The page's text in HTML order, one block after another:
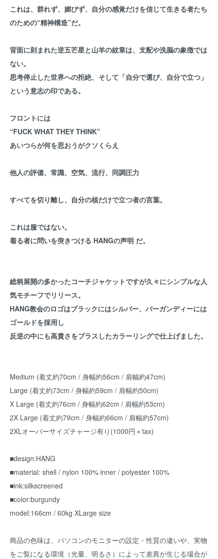
これは、群れず、媚びず、自分の感覚だけを信じて生きる者たち
のための“精神構造”だ。
背面に刻まれた逆五芒星と山羊の紋章は、支配や洗脳の象徴では
ない。
思考停止した世界への拒絶、そして「自分で選び、自分で立つ」
という意志の印である。
フロントには
“FUCK WHAT THEY THINK”
あいつらが何を思おうがクソくらえ
他人の評価、常識、空気、流行、同調圧力
すべてを切り離し、自分の核だけで立つ者の言葉。
これは服ではない。
着る者に問いを突きつける HANGの声明 だ。
総柄展開の多かったコーチジャケットですが久々にシンプルな人
気モチーフでリリース。
HANG教会のロゴはブラックにはシルバー、バーガンディーには
ゴールドを採用し
反逆の中にも高貴さをプラスしたカラーリングで仕上げました。
Medium (着丈約70cm / 身幅約56cm / 肩幅約47cm)
Large (着丈約73cm / 身幅約59cm / 肩幅約50cm)
X Large (着丈約76cm / 身幅約62cm / 肩幅約53cm)
2X Large (着丈約79cm / 身幅約66cm / 肩幅約57cm)
2XLオーバーサイズチャージ有り(1000円＋tax)
■design:HANG
■material: shell / nylon 100% inner / polyester 100%
■ink:silkscreened
■color:burgundy
model:166cm / 60kg XLarge size
商品の色味は、パソコンのモニターの設定・性質の違いや、実物
をご覧になる環境（光量、明るさ）によって差異が生じる場合が